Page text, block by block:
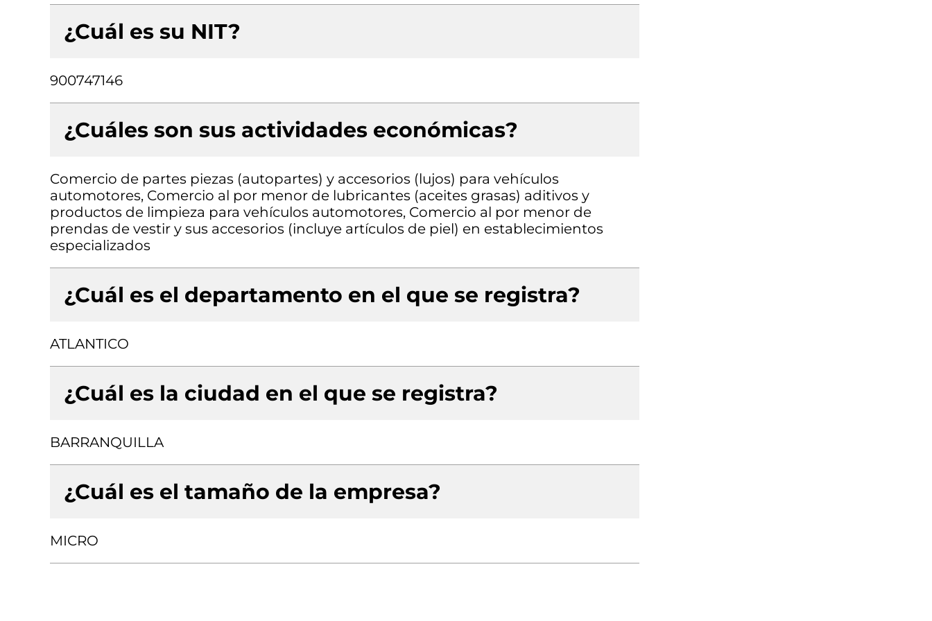
¿Cuál es su NIT?
900747146
¿Cuáles son sus actividades económicas?
Comercio de partes piezas (autopartes) y accesorios (lujos) para vehículos
automotores, Comercio al por menor de lubricantes (aceites grasas) aditivos y
productos de limpieza para vehículos automotores, Comercio al por menor de
prendas de vestir y sus accesorios (incluye artículos de piel) en establecimientos
especializados
¿Cuál es el departamento en el que se registra?
ATLANTICO
¿Cuál es la ciudad en el que se registra?
BARRANQUILLA
¿Cuál es el tamaño de la empresa?
MICRO